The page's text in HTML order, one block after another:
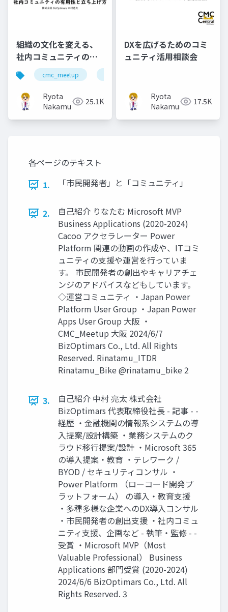
組織の文化を変える、
社内コミュニティの有
用性と立ち上げ方
cmc_meetup
Ryota
Nakamura
25.1K
DXを広げるためのコミ
ュニティ活用相談会
Ryota
Nakamura
17.5K
各ページのテキスト
1.
「市民開発者」と「コミュニティ」
2.
自己紹介 りなたむ Microsoft MVP
Business Applications (2020-2024)
Cacoo アクセラレーター Power
Platform 関連の動画の作成や、ITコミ
ュニティの支援や運営を行っていま
す。 市民開発者の創出やキャリアチェ
ンジのアドバイスなどもしています。
◇運営コミュニティ ・Japan Power
Platform User Group ・Japan Power
Apps User Group 大阪 ・
CMC_Meetup 大阪 2024/6/7
BizOptimars Co., Ltd. All Rights
Reserved. Rinatamu_ITDR
Rinatamu_Bike @rinatamu_bike 2
3.
自己紹介 中村 亮太 株式会社
BizOptimars 代表取締役社長 - 記事 - -
経歴 ・金融機関の情報系システムの導
入提案/設計構築 ・業務システムのク
ラウド移行提案/設計 ・Microsoft 365
の導入提案・教育 ・テレワーク /
BYOD / セキュリティコンサル ・
Power Platform （ローコード開発プ
ラットフォーム） の導入・教育支援
・多種多様な企業へのDX導入コンサル
・市民開発者の創出支援 ・社内コミュ
ニティ支援、企画など - 執筆・監修 - -
受賞 ・Microsoft MVP（Most
Valuable Professional） Business
Applications 部門受賞 (2020-2024)
2024/6/6 BizOptimars Co., Ltd. All
Rights Reserved. 3